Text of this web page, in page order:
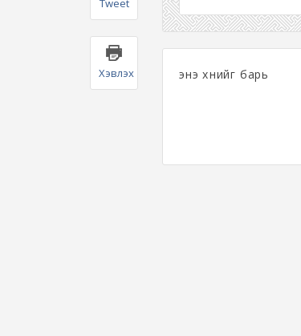
Tweet
Хэвлэх энэ хүнийг барь